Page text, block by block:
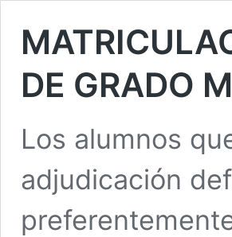
DE GRADO
Los alumnos
adjudicación